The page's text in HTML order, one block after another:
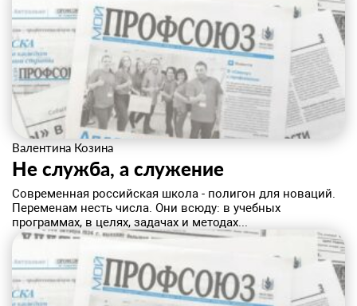
Валентина Козина
Не служба, а служение
Современная российская школа - полигон для новаций.
Переменам несть числа. Они всюду: в учебных
программах, в целях, задачах и методах...